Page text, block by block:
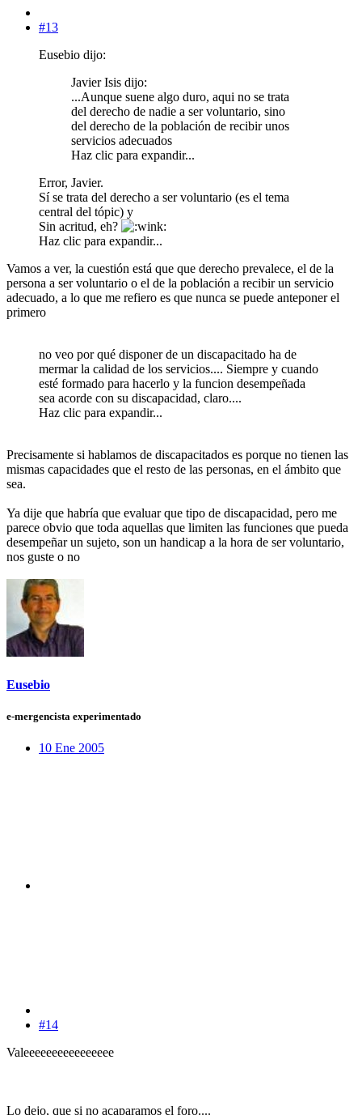
#13
Eusebio dijo:
Javier Isis dijo:
...Aunque suene algo duro, aqui no se trata
del derecho de nadie a ser voluntario, sino
del derecho de la población de recibir unos
servicios adecuados
Haz clic para expandir...
Error, Javier.
Sí se trata del derecho a ser voluntario (es el tema
central del tópic) y
Sin acritud, eh?
Haz clic para expandir...
Vamos a ver, la cuestión está que que derecho prevalece, el de la
persona a ser voluntario o el de la población a recibir un servicio
adecuado, a lo que me refiero es que nunca se puede anteponer el
primero
no veo por qué disponer de un discapacitado ha de
mermar la calidad de los servicios.... Siempre y cuando
esté formado para hacerlo y la funcion desempeñada
sea acorde con su discapacidad, claro....
Haz clic para expandir...
Precisamente si hablamos de discapacitados es porque no tienen las
mismas capacidades que el resto de las personas, en el ámbito que
sea.
Ya dije que habría que evaluar que tipo de discapacidad, pero me
parece obvio que toda aquellas que limiten las funciones que pueda
desempeñar un sujeto, son un handicap a la hora de ser voluntario,
nos guste o no
Eusebio
e-mergencista experimentado
10 Ene 2005
#14
Valeeeeeeeeeeeeeeee
Lo dejo, que si no acaparamos el foro....